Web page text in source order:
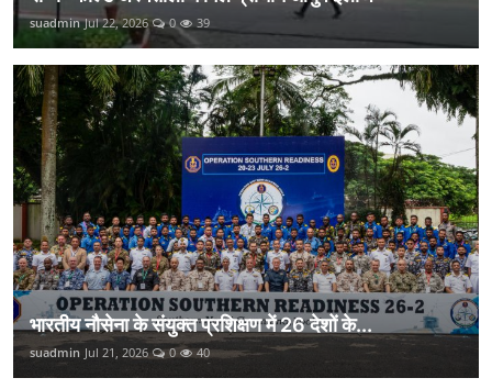
suadmin Jul 22, 2026 0 39
भारतीय नौसेना के संयुक्त प्रशिक्षण में 26 देशों के...
suadmin Jul 21, 2026 0 40